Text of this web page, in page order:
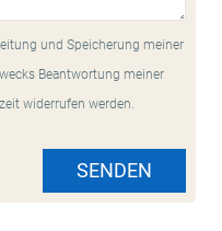
und Speicherung meiner
Beantwortung meiner
widerrufen werden.
SENDEN